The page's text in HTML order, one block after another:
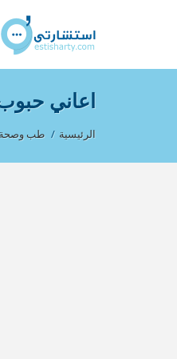
اعاني
الرئيسية / طب وصحة